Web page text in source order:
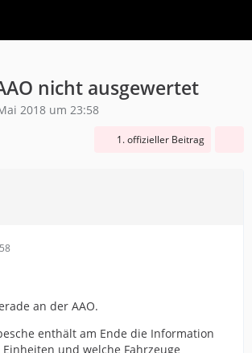
nicht ausgewertet
2018 um 23:58
1. offizieller Beitrag
an der AAO.
enthält am Ende die Information
und welche Fahrzeuge